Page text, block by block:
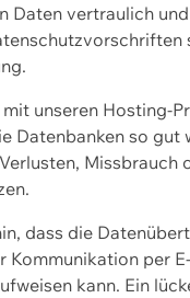
Daten vertraulich
unseren Hosting-
Datenbanken so gut
Missbrauch
dass die
Kommunikation per
kann. Ein